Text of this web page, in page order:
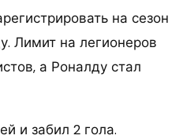
на сезон
Лимит на легионеров
а Роналду стал
и забил 2 гола.